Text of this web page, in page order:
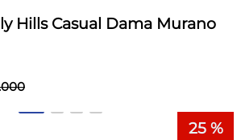
Hills Casual Dama Murano
000
25 %